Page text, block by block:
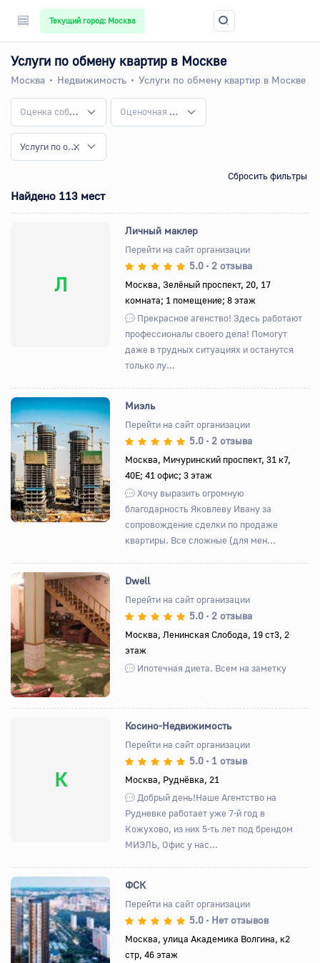
Текущий город: Москва
Услуги по обмену квартир в Москве
Москва Недвижимость Услуги по обмену квартир в Москве
Оценка собственности Оценочная деятельность
Услуги по обмену квартир
Сбросить фильтры
Найдено 113 мест
Л
Личный маклер
Перейти на сайт организации
5.0 • 2 отзыва
Москва, Зелёный проспект, 20, 17
комната; 1 помещение; 8 этаж
Прекрасное агенство! Здесь работают
профессионалы своего дела! Помогут
даже в трудных ситуациях и останутся
только лу...
Назад Вперед
Миэль
Перейти на сайт организации
5.0 • 2 отзыва
Москва, Мичуринский проспект, 31 к7,
40Е; 41 офис; 3 этаж
Хочу выразить огромную
благодарность Яковлеву Ивану за
сопровождение сделки по продаже
квартиры. Все сложные (для мен...
Назад Вперед
Dwell
Перейти на сайт организации
5.0 • 2 отзыва
Москва, Ленинская Слобода, 19 ст3, 2
этаж
Ипотечная диета. Всем на заметку
К
Косино-Недвижимость
Перейти на сайт организации
5.0 • 1 отзыв
Москва, Руднёвка, 21
Добрый день!Наше Агентство на
Рудневке работает уже 7-й год в
Кожухово, из них 5-ть лет под брендом
МИЭЛЬ, Офис у нас...
Назад Вперед
ФСК
Перейти на сайт организации
5.0 • Нет отзывов
Москва, улица Академика Волгина, к2
стр, 46 этаж